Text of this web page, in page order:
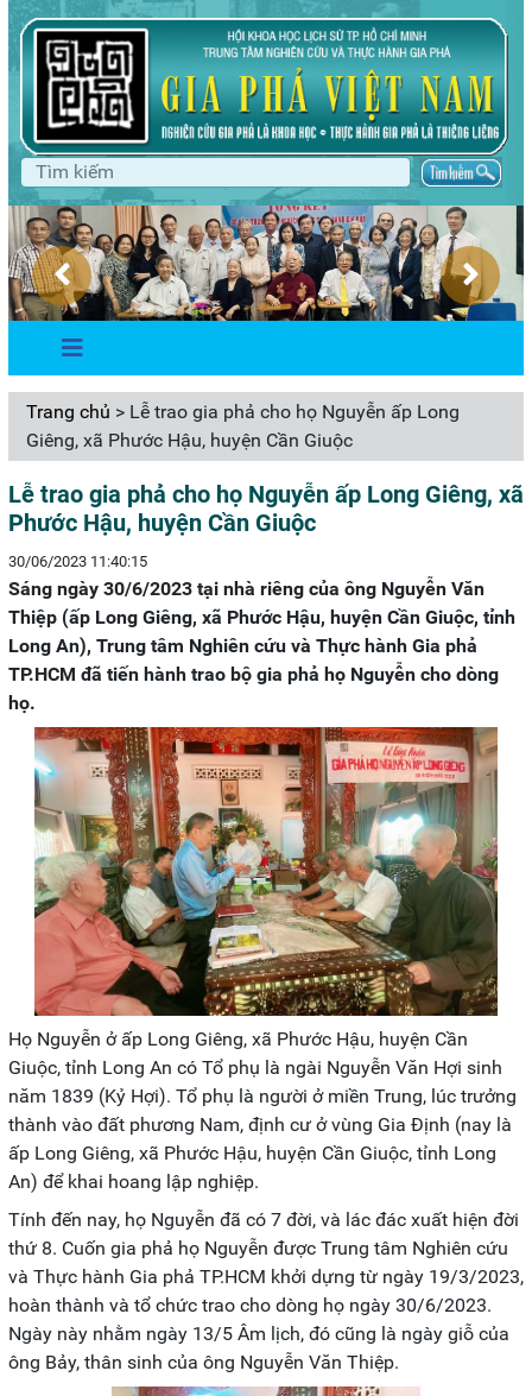
Trang chủ > Lễ trao gia phả cho họ Nguyễn ấp Long
Giêng, xã Phước Hậu, huyện Cần Giuộc
Lễ trao gia phả cho họ Nguyễn ấp Long Giêng, xã
Phước Hậu, huyện Cần Giuộc
30/06/2023 11:40:15
Sáng ngày 30/6/2023 tại nhà riêng của ông Nguyễn Văn
Thiệp (ấp Long Giêng, xã Phước Hậu, huyện Cần Giuộc, tỉnh
Long An), Trung tâm Nghiên cứu và Thực hành Gia phả
TP.HCM đã tiến hành trao bộ gia phả họ Nguyễn cho dòng
họ.
Họ Nguyễn ở ấp Long Giêng, xã Phước Hậu, huyện Cần
Giuộc, tỉnh Long An có Tổ phụ là ngài Nguyễn Văn Hợi sinh
năm 1839 (Kỷ Hợi). Tổ phụ là người ở miền Trung, lúc trưởng
thành vào đất phương Nam, định cư ở vùng Gia Định (nay là
ấp Long Giêng, xã Phước Hậu, huyện Cần Giuộc, tỉnh Long
An) để khai hoang lập nghiệp.
Tính đến nay, họ Nguyễn đã có 7 đời, và lác đác xuất hiện đời
thứ 8. Cuốn gia phả họ Nguyễn được Trung tâm Nghiên cứu
và Thực hành Gia phả TP.HCM khởi dựng từ ngày 19/3/2023,
hoàn thành và tổ chức trao cho dòng họ ngày 30/6/2023.
Ngày này nhằm ngày 13/5 Âm lịch, đó cũng là ngày giỗ của
ông Bảy, thân sinh của ông Nguyễn Văn Thiệp.